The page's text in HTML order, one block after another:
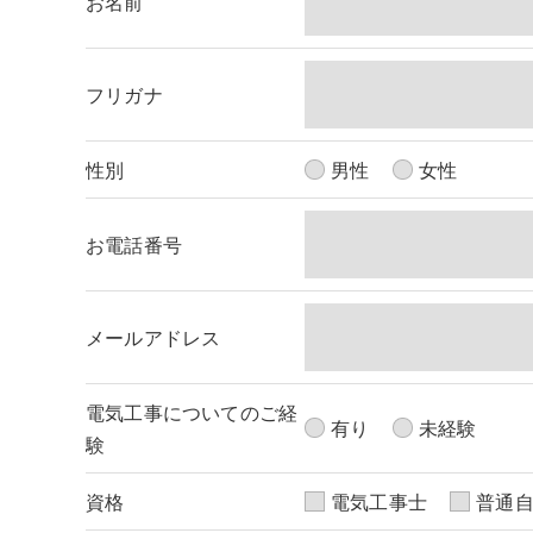
＜個人情報の委託について＞
当社では、利用目的の達成に必要な範囲におい
＜個人情報の安全管理＞
当社では、個人情報の漏洩等がなされないよう
＜個人情報を与えなかった場合に生じる結果＞
了承ください。
ご本人である事を確認のうえ、対応させて頂きま
フリガナ
性別 男性 女性
お電話番号
メールアドレス
電気工事についてのご経
験
有り 未経験
資格 電気工事士 普通